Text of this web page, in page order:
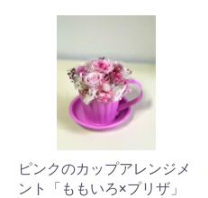
ピンクのカップアレンジメ
ント「ももいろ×プリザ」